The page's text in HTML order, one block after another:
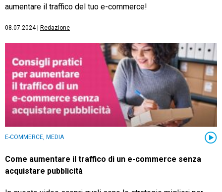
aumentare il traffico del tuo e-commerce!
08.07.2024| Redazione
E-COMMERCE, MEDIA
Come aumentare il traffico di un e-commerce senza
acquistare pubblicità